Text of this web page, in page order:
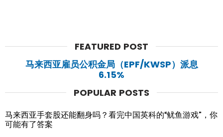
FEATURED POST
马来西亚雇员公积金局（EPF/KWSP）派息
6.15%
POPULAR POSTS
马来西亚手套股还能翻身吗？看完中国英科的“鱿鱼游戏”，你
可能有了答案